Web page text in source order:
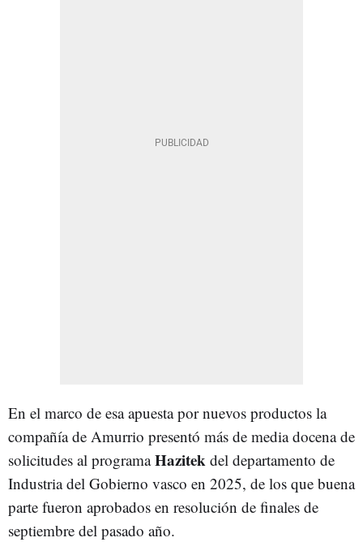
En el marco de esa apuesta por nuevos productos la
compañía de Amurrio presentó más de media docena de
solicitudes al programaHazitek del departamento de
Industria del Gobierno vasco en 2025, de los que buena
parte fueron aprobados en resolución de finales de
septiembre del pasado año.